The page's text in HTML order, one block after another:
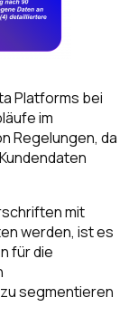
Platforms bei
im
Regelungen, da
mit
werden, ist es
für die
segmentieren